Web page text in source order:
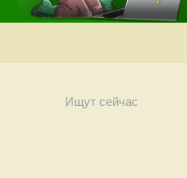
Ищут сейчас